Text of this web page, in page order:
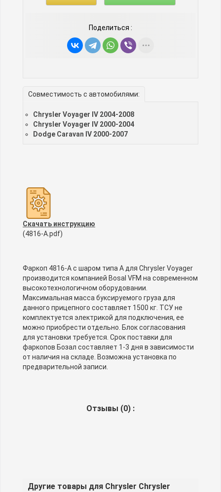
Поделиться :
Совместимость с автомобилями:
Chrysler Voyager IV 2004-2008
Chrysler Voyager IV 2000-2004
Dodge Caravan IV 2000-2007
Скачать инструкцию
(4816-A.pdf)
Фаркоп 4816-A с шаром типа A для Chrysler Voyager
производится компанией Bosal VFM на современном
высокотехнологичном оборудовании.
Максимальная масса буксируемого груза для
данного прицепного составляет 1500 кг. ТСУ не
комплектуется электрикой для подключения, ее
можно приобрести отдельно. Блок согласования
для установки требуется. Срок поставки для
фаркопов Бозал составляет 1-3 дня в зависимости
от наличия на складе. Возможна установка по
предварительной записи.
Отзывы (0) :
Другие товары для Chrysler Chrysler